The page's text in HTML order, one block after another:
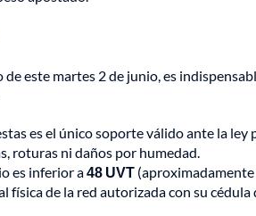
este martes 2 de junio, es
es el único soporte válido ante la ley
roturas ni daños por humedad.
es inferior a48 UVT
de la red autorizada con su